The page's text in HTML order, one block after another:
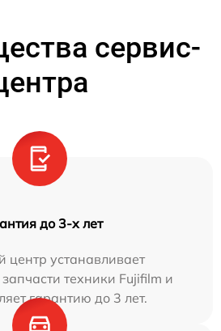
сервис-
до 3-х лет
центр устанавливает
техники Fujifilm и
гарантию до 3 лет.